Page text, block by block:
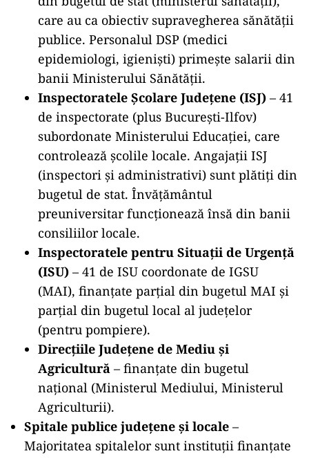
care au ca obiectiv supravegherea sănătății
publice. Personalul DSP (medici
epidemiologi, igieniști) primește salarii din
banii Ministerului Sănătății.
Inspectoratele Școlare Județene (ISJ) – 41
de inspectorate (plus București-Ilfov)
subordonate Ministerului Educației, care
controlează școlile locale. Angajații ISJ
(inspectori și administrativi) sunt plătiți din
bugetul de stat. Învățământul
preuniversitar funcționează însă din banii
consiliilor locale.
Inspectoratele pentru Situaţii de Urgenţă
(ISU) – 41 de ISU coordonate de IGSU
(MAI), finanțate parțial din bugetul MAI și
parțial din bugetul local al județelor
(pentru pompiere).
Direcţiile Județene de Mediu și
Agricultură – finanțate din bugetul
național (Ministerul Mediului, Ministerul
Agriculturii).
Spitale publice județene și locale –
Majoritatea spitalelor sunt instituții finanțate